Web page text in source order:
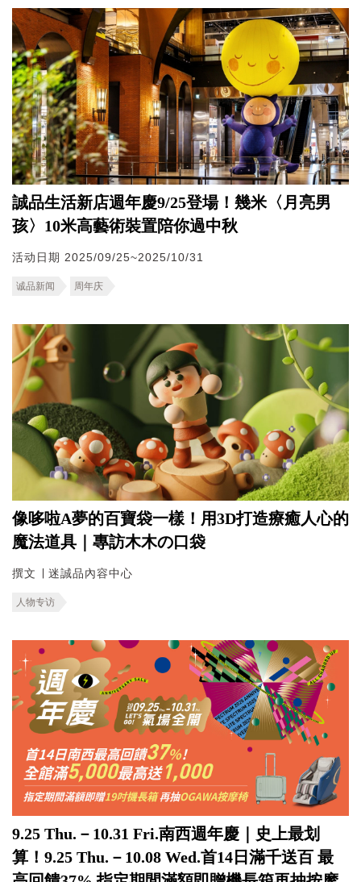
誠品生活新店週年慶9/25登場！幾米〈月亮男
孩〉10米高藝術裝置陪你過中秋
活动日期 2025/09/25~2025/10/31
诚品新闻 周年庆
像哆啦A夢的百寶袋一樣！用3D打造療癒人心的
魔法道具｜專訪木木の口袋
撰文 ∣ 迷誠品內容中心
人物专访
9.25 Thu.－10.31 Fri.南西週年慶｜史上最划
算！9.25 Thu.－10.08 Wed.首14日滿千送百 最